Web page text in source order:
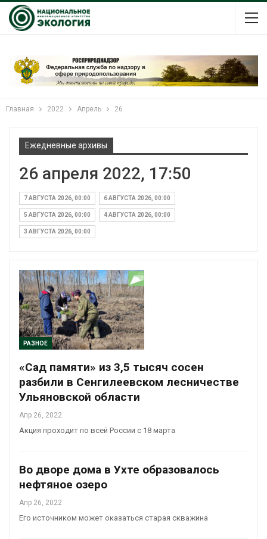
Главная 2022 Апрель 26
Ежедневные архивы
26 апреля 2022, 17:50
7 АВГУСТА 2026, 00:00 6 АВГУСТА 2026, 00:00
5 АВГУСТА 2026, 00:00 4 АВГУСТА 2026, 00:00
3 АВГУСТА 2026, 00:00
РАЗНОЕ
«Сад памяти» из 3,5 тысяч сосен
разбили в Сенгилеевском лесничестве
Ульяновской области
Апр 26, 2022
Акция проходит по всей России с 18 марта
Во дворе дома в Ухте образовалось
нефтяное озеро
Апр 26, 2022
Его источником может оказаться старая скважина